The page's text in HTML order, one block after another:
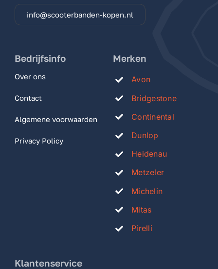
info@scooterbanden-kopen.nl
Bedrijfsinfo
Over ons
Contact
Algemene voorwaarden
Privacy Policy
Merken
Avon
Bridgestone
Continental
Dunlop
Heidenau
Metzeler
Michelin
Mitas
Pirelli
Klantenservice